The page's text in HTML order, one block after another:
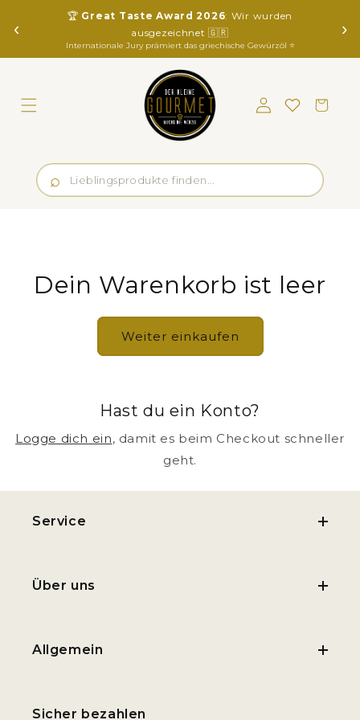
‹
🏆 Great Taste Award 2026: Wir wurden
ausgezeichnet 🇬🇷
Internationale Jury prämiert das griechische Gewürzöl ⭐️
›
Einloggen
Merkliste
Warenkorb
Dein Warenkorb ist leer
Weiter einkaufen
Hast du ein Konto?
Logge dich ein, damit es beim Checkout schneller
geht.
Service
Über uns
Allgemein
Sicher bezahlen